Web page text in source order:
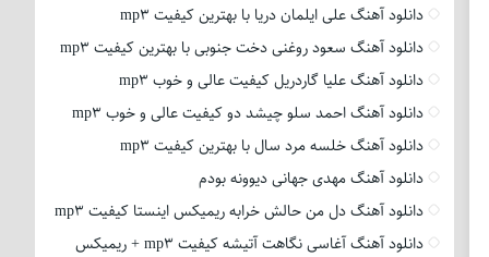
دانلود آهنگ علی ایلمان دریا با بهترین کیفیت mp3
دانلود آهنگ سعود روغنی دخت جنوبی با بهترین کیفیت mp3
دانلود آهنگ علیا گاردریل کیفیت عالی و خوب mp3
دانلود آهنگ احمد سلو چیشد دو کیفیت عالی و خوب mp3
دانلود آهنگ خلسه مرد سال با بهترین کیفیت mp3
دانلود آهنگ مهدی جهانی دیوونه بودم
دانلود آهنگ دل من حالش خرابه ریمیکس اینستا کیفیت mp3
دانلود آهنگ آغاسی نگاهت آتیشه کیفیت mp3 + ریمیکس